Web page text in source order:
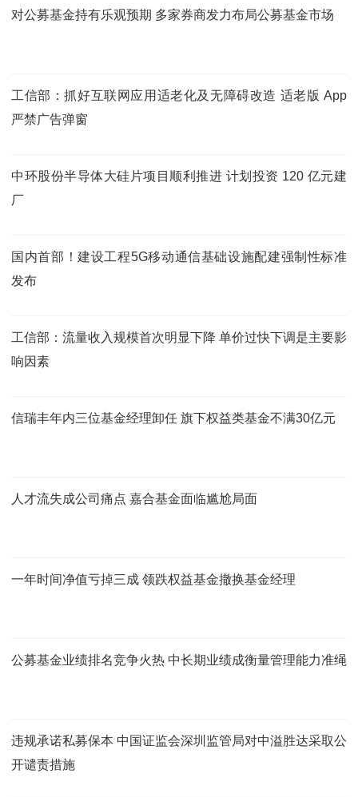
对公募基金持有乐观预期 多家券商发力布局公募基金市场
工信部：抓好互联网应用适老化及无障碍改造 适老版 App
严禁广告弹窗
中环股份半导体大硅片项目顺利推进 计划投资 120 亿元建
厂
国内首部！建设工程5G移动通信基础设施配建强制性标准
发布
工信部：流量收入规模首次明显下降 单价过快下调是主要影
响因素
信瑞丰年内三位基金经理卸任 旗下权益类基金不满30亿元
人才流失成公司痛点 嘉合基金面临尴尬局面
一年时间净值亏掉三成 领跌权益基金撤换基金经理
公募基金业绩排名竞争火热 中长期业绩成衡量管理能力准绳
违规承诺私募保本 中国证监会深圳监管局对中溢胜达采取公
开谴责措施